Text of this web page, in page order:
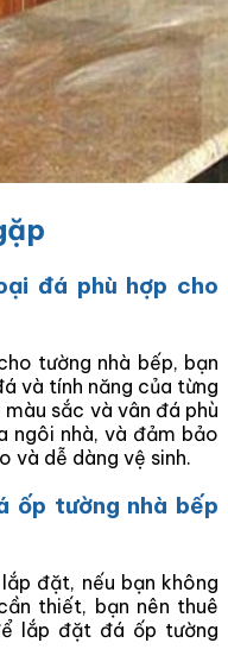
đá phù hợp cho
tường nhà bếp, bạn
và tính năng của từng
sắc và vân đá phù
ngôi nhà, và đảm bảo
và dễ dàng vệ sinh.
ốp tường nhà bếp
đặt, nếu bạn không
thiết, bạn nên thuê
lắp đặt đá ốp tường